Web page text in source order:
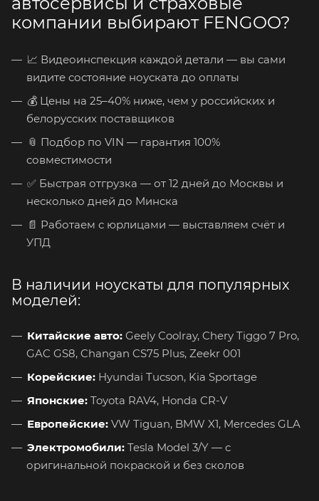
компании выбирают FENGOO?
📈 Видеоинспекция каждой детали — вы сами
видите состояние ноуската до оплаты
💰 Цены на 25–40% ниже, чем у российских и
белорусских поставщиков
📎 Подбор по VIN — гарантия 100%
совместимости
✅ Быстрая отгрузка — от 12 дней до Москвы и
несколько дней до Минска
📄 Работаем с юрлицами — выставляем счёт и
УПД
В наличии ноускаты для популярных
моделей:
Китайские авто: Geely Coolray, Chery Tiggo 7 Pro,
GAC GS8, Changan CS75 Plus, Zeekr 001
Корейские: Hyundai Tucson, Kia Sportage
Японские: Toyota RAV4, Honda CR-V
Европейские: VW Tiguan, BMW X1, Mercedes GLA
Электромобили: Tesla Model 3/Y — с
оригинальной покраской и без сколов